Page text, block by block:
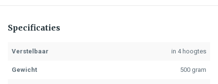
Specificaties
Verstelbaar in 4 hoogtes
Gewicht 500 gram